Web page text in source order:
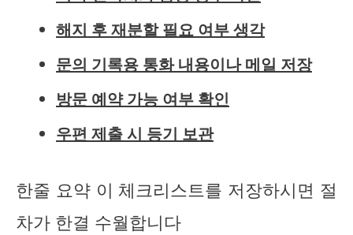
해지 후 재분할 필요 여부 생각
문의 기록용 통화 내용이나 메일 저장
방문 예약 가능 여부 확인
우편 제출 시 등기 보관
한줄 요약 이 체크리스트를 저장하시면 절
차가 한결 수월합니다